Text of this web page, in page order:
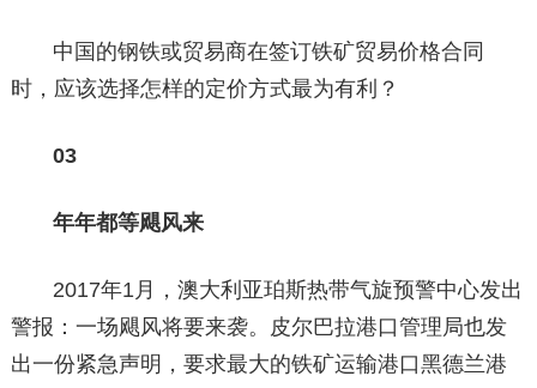
中国的钢铁或贸易商在签订铁矿贸易价格合同
时，应该选择怎样的定价方式最为有利？
03
年年都等飓风来
2017年1月，澳大利亚珀斯热带气旋预警中心发出
警报：一场飓风将要来袭。皮尔巴拉港口管理局也发
出一份紧急声明，要求最大的铁矿运输港口黑德兰港